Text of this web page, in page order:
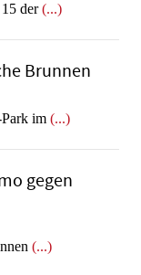
der(...)
Brunnen
im (...)
gegen
(...)